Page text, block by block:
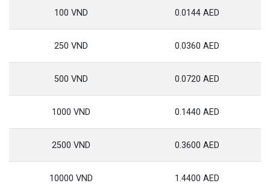
100 VND 0.0144 AED
250 VND 0.0360 AED
500 VND 0.0720 AED
1000 VND 0.1440 AED
2500 VND 0.3600 AED
10000 VND 1.4400 AED